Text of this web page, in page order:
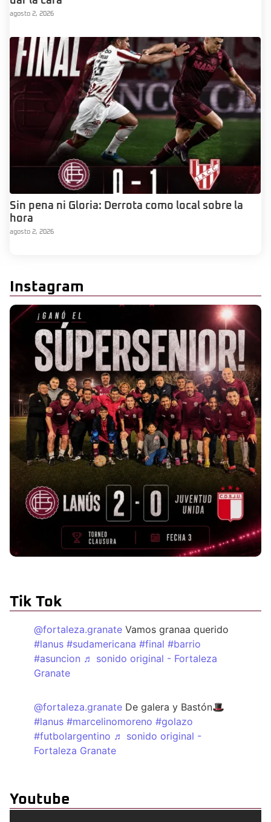
agosto 2, 2026
Sin pena ni Gloria: Derrota como local sobre la
hora
agosto 2, 2026
Instagram
Tik Tok
@fortaleza.granate Vamos granaa querido
#lanus #sudamericana #final #barrio
#asuncion ♬ sonido original - Fortaleza
Granate
@fortaleza.granate De galera y Bastón🎩
#lanus #marcelinomoreno #golazo
#futbolargentino ♬ sonido original -
Fortaleza Granate
Youtube